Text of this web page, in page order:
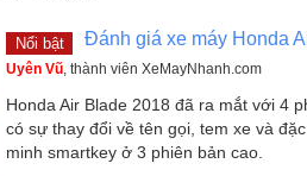
Nổi bật Đánh giá xe máy Honda
Uyên Vũ, thành viên XeMayNhanh.com
Honda Air Blade 2018 đã ra mắt với 4
có sự thay đổi về tên gọi, tem xe và
minh smartkey ở 3 phiên bản cao.